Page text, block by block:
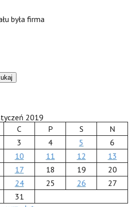
była firma
2019
C P S
N
3 4 5
6
10 11 12
13
17 18 19
20
24 25 26
27
31